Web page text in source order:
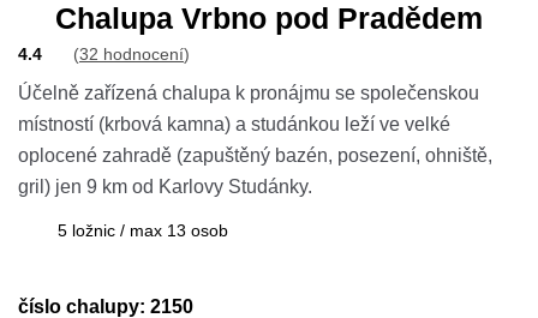
Chalupa Vrbno pod Pradědem
4.4 (32 hodnocení)
Účelně zařízená chalupa k pronájmu se společenskou
místností (krbová kamna) a studánkou leží ve velké
oplocené zahradě (zapuštěný bazén, posezení, ohniště,
gril) jen 9 km od Karlovy Studánky.
5 ložnic / max 13 osob
číslo chalupy: 2150